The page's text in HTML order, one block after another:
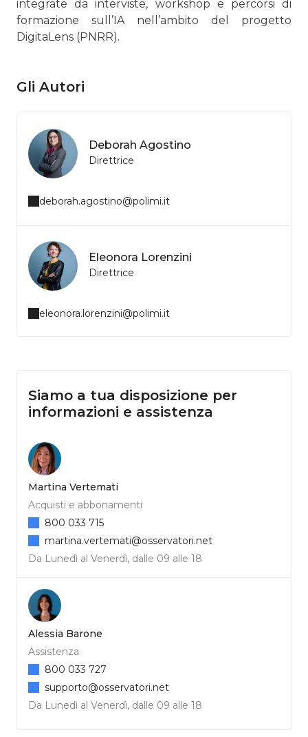
integrate da interviste, workshop e percorsi di
formazione sull’IA nell’ambito del progetto
DigitaLens (PNRR).
Gli Autori
Deborah Agostino
Direttrice
deborah.agostino@polimi.it
Eleonora Lorenzini
Direttrice
eleonora.lorenzini@polimi.it
Siamo a tua disposizione per
informazioni e assistenza
Martina Vertemati
Acquisti e abbonamenti
Da Lunedì al Venerdì, dalle 09 alle 18
800 033 715
martina.vertemati@osservatori.net
Alessia Barone
Assistenza
Da Lunedì al Venerdì, dalle 09 alle 18
800 033 727
supporto@osservatori.net